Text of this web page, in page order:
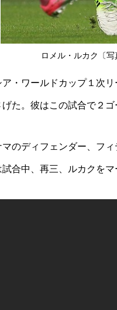
ロメル・ルカク〔写
・ワールドカップ１次
た。彼はこの試合で２ゴ
のディフェンダー、フ
合中、再三、ルカクを